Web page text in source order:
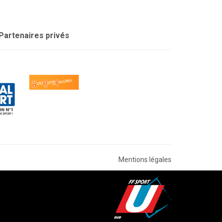
Partenaires privés
Mentions légales